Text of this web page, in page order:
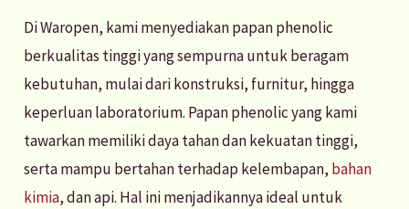
Di Waropen, kami menyediakan papan phenolic
berkualitas tinggi yang sempurna untuk beragam
kebutuhan, mulai dari konstruksi, furnitur, hingga
keperluan laboratorium. Papan phenolic yang kami
tawarkan memiliki daya tahan dan kekuatan tinggi,
serta mampu bertahan terhadap kelembapan, bahan
kimia, dan api. Hal ini menjadikannya ideal untuk